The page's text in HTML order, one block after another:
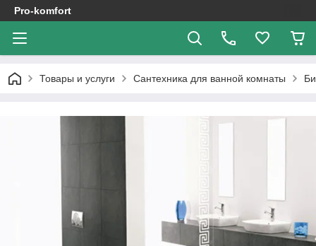
Pro-komfort
Товары и услуги Сантехника для ванной комнаты